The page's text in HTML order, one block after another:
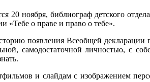
20 ноября, библиограф детского
о праве и право о тебе».
появления Всеобщей декларации
самодостаточной личностью, с
и слайдам с изображением